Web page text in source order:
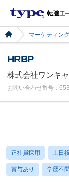
マーケティン
HRBP
株式会社ワンキ
お問い合わせ番号：
正社員採用 土日
賞与あり 学歴不問